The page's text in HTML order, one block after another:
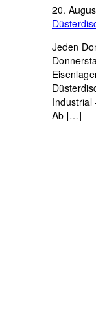
20.
Jeden
Industrial
Ab […]